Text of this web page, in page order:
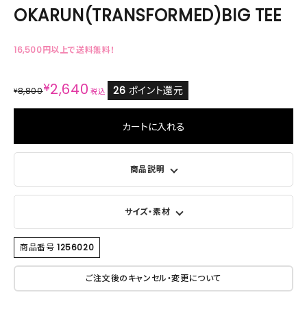
OKARUN(TRANSFORMED)BIG TEE
16,500円以上で送料無料！
¥8,800¥2,640 税込 26 ポイント還元
カートに入れる
商品説明
サイズ・素材
商品番号 1256020
ご注文後のキャンセル・変更について